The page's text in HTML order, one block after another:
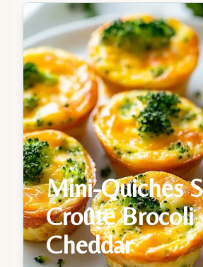
Mini-Quiches
Croûte
Cheddar